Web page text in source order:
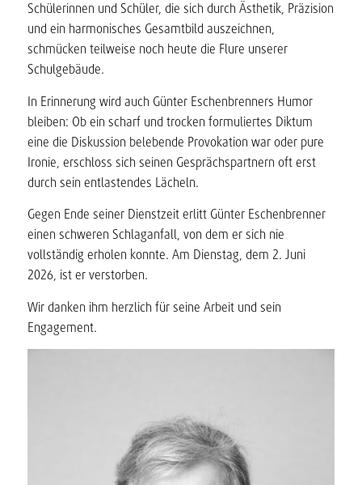
Schülerinnen und Schüler, die sich durch Ästhetik, Präzision
und ein harmonisches Gesamtbild auszeichnen,
schmücken teilweise noch heute die Flure unserer
Schulgebäude.
In Erinnerung wird auch Günter Eschenbrenners Humor
bleiben: Ob ein scharf und trocken formuliertes Diktum
eine die Diskussion belebende Provokation war oder pure
Ironie, erschloss sich seinen Gesprächspartnern oft erst
durch sein entlastendes Lächeln.
Gegen Ende seiner Dienstzeit erlitt Günter Eschenbrenner
einen schweren Schlaganfall, von dem er sich nie
vollständig erholen konnte. Am Dienstag, dem 2. Juni
2026, ist er verstorben.
Wir danken ihm herzlich für seine Arbeit und sein
Engagement.